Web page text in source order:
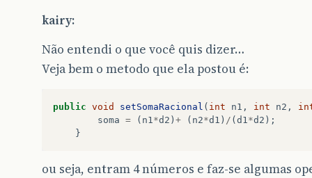
kairy:
Não entendi o que você quis dizer…
Veja bem o metodo que ela postou é:
public void setSomaRacional ( int n1 , int n2 ,
soma = ( n1 *d2 ) + ( n2*d1 ) / (d1 *d2 );
}
ou seja, entram 4 números e faz-se algumas